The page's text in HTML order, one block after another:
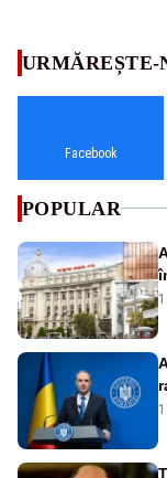
URMĂREȘTE-
Facebook
POPULAR